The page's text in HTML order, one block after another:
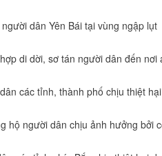
dân Yên Bái tại vùng ngập lụt
di dời, sơ tán người dân đến nơi
các tỉnh, thành phố chịu thiệt hại
hộ người dân chịu ảnh hưởng bởi